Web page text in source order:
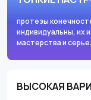
протезы
индивидуальны, их
мастерства и
ВЫСОКАЯ